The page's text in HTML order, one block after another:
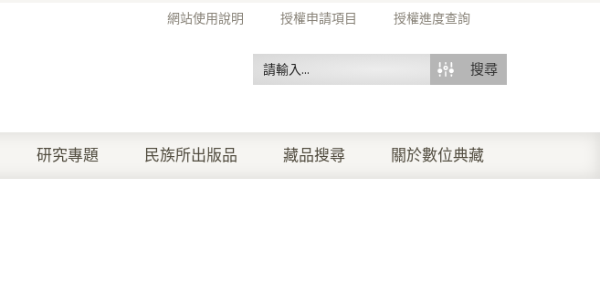
網站使用說明 授權申請項目 授權進度查詢
搜尋
研究專題 民族所出版品 藏品搜尋 關於數位典藏